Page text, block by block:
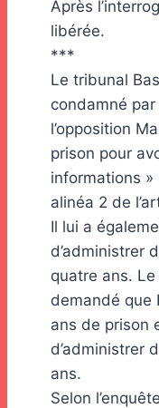
Après
libérée.
***
Le tribunal
condamné
l’opposition
prison pour
informations »
alinéa 2 de
Il lui a
d’administrer
quatre ans.
demandé que
ans de prison
d’administrer
ans.
Selon